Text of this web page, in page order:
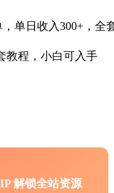
教程，小白可入手
解锁全站资源